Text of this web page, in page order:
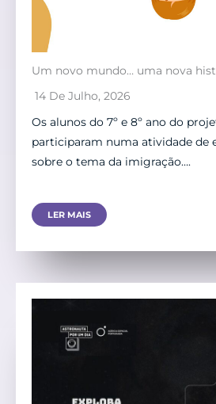
Um novo mundo… uma nova
14 De Julho, 2026
Os alunos do 7º e 8º ano do
participaram numa atividade de
sobre o tema da imigração….
LER MAIS